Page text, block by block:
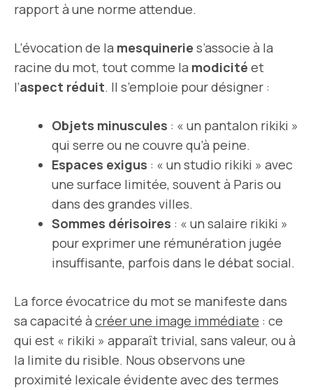
rapport à une norme attendue.
L’évocation de la mesquinerie s’associe à la
racine du mot, tout comme la modicité et
l’aspect réduit. Il s’emploie pour désigner :
Objets minuscules : « un pantalon rikiki »
qui serre ou ne couvre qu’à peine.
Espaces exigus : « un studio rikiki » avec
une surface limitée, souvent à Paris ou
dans des grandes villes.
Sommes dérisoires : « un salaire rikiki »
pour exprimer une rémunération jugée
insuffisante, parfois dans le débat social.
La force évocatrice du mot se manifeste dans
sa capacité à créer une image immédiate : ce
qui est « rikiki » apparaît trivial, sans valeur, ou à
la limite du risible. Nous observons une
proximité lexicale évidente avec des termes